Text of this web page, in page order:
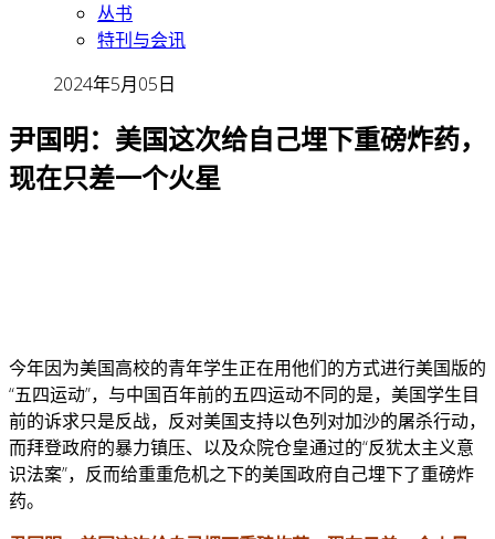
丛书
特刊与会讯
2024年5月05日
尹国明：美国这次给自己埋下重磅炸药，
现在只差一个火星
今年因为美国高校的青年学生正在用他们的方式进行美国版的
“五四运动”， 与中国百年前的五四运动不同的是，美国学生目
前的诉求只是反战，反对美国支持以色列对加沙的屠杀行动，
而拜登政府的暴力镇压、以及众院仓皇通过的“反犹太主义意
识法案”，反而给重重危机之下的美国政府自己埋下了重磅炸
药。